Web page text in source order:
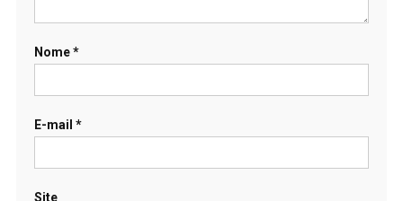
Nome*
E-mail *
Site